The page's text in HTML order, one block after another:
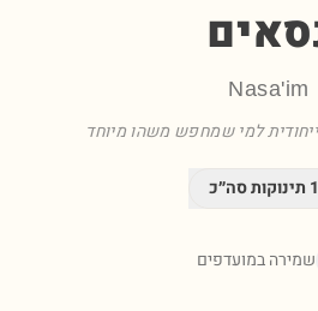
Nasa'im
ייחודית למי שמחפש משהו מיוחד
תינוקות סה״כ
שמירה במועדפים